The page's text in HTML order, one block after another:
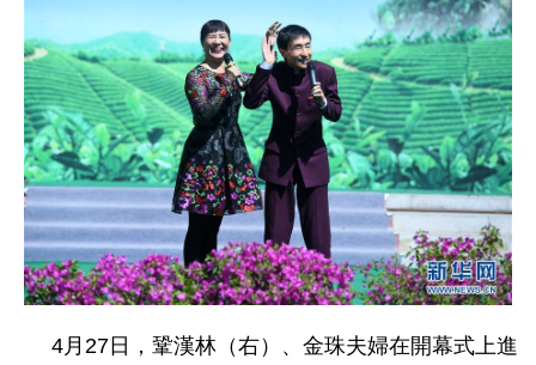
4月27日，鞏漢林（右）、金珠夫婦在開幕式上進